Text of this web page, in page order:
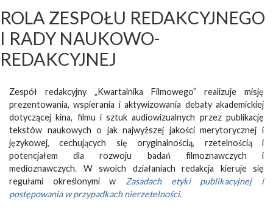
ROLA ZESPOŁU REDAKCYJNEGO
I RADY NAUKOWO-
REDAKCYJNEJ
Zespół redakcyjny „Kwartalnika Filmowego” realizuje misję
prezentowania, wspierania i aktywizowania debaty akademickiej
dotyczącej kina, filmu i sztuk audiowizualnych przez publikację
tekstów naukowych o jak najwyższej jakości merytorycznej i
językowej, cechujących się oryginalnością, rzetelnością i
potencjałem dla rozwoju badań filmoznawczych i
medioznawczych. W swoich działaniach redakcja kieruje się
regułami określonymi w Zasadach etyki publikacyjnej i
postępowania w przypadkach nierzetelności.